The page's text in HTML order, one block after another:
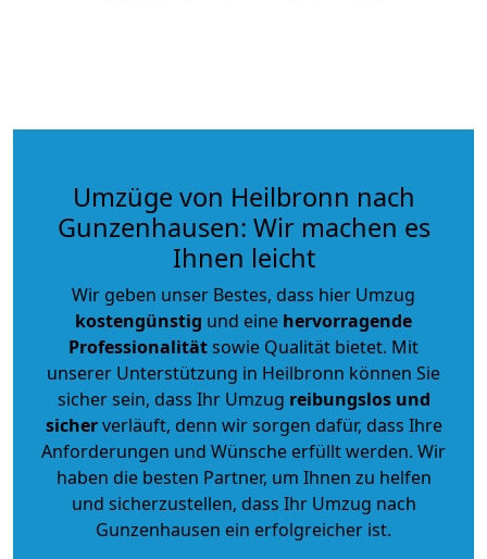
Umzüge von Heilbronn nach
Gunzenhausen: Wir machen es
Ihnen leicht
Wir geben unser Bestes, dass hier Umzug
kostengünstig und eine hervorragende
Professionalitätsowie Qualität bietet. Mit
unserer Unterstützung in Heilbronn können Sie
sicher sein, dass Ihr Umzug reibungslos und
sicherverläuft, denn wir sorgen dafür, dass Ihre
Anforderungen und Wünsche erfüllt werden. Wir
haben die besten Partner, um Ihnen zu helfen
und sicherzustellen, dass Ihr Umzug nach
Gunzenhausen ein erfolgreicher ist.